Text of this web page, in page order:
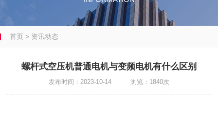
首页 > 资讯动态
螺杆式空压机​普通电机与变频电机有什么区别
发布时间：2023-10-14 浏览：1840次